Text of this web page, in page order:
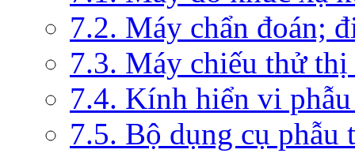
7.2. Máy chẩn đoán;
7.3. Máy chiếu thử
7.4. Kính hiển vi
7.5. Bộ dụng cụ phẫu